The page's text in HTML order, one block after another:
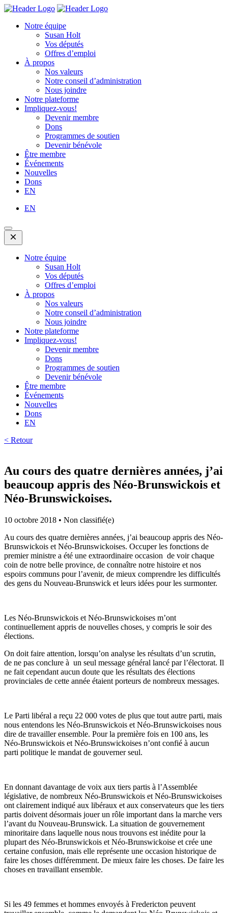
Skip
content
Homepage
Homepage
Notre équipe
Susan Holt
Vos députés
Offres d’emploi
À propos
Nos valeurs
Notre conseil d’administration
Nous joindre
Notre plateforme
Impliquez-vous!
Devenir membre
Dons
Programmes de soutien
Devenir bénévole
Être membre
Événements
Nouvelles
Dons
EN
EN
Open
Mobile
Menu
Notre équipe
Susan Holt
Vos députés
Offres d’emploi
À propos
Nos valeurs
Notre conseil d’administration
Nous joindre
Notre plateforme
Impliquez-vous!
Devenir membre
Dons
Programmes de soutien
Devenir bénévole
Être membre
Événements
Nouvelles
Dons
EN
< Retour
Au cours des quatre dernières années, j’ai
beaucoup appris des Néo-Brunswickois et
Néo-Brunswickoises.
10 octobre 2018 • Non classifié(e)
Au cours des quatre dernières années, j’ai beaucoup appris des Néo-
Brunswickois et Néo-Brunswickoises. Occuper les fonctions de
premier ministre a été une extraordinaire occasion de voir chaque
coin de notre belle province, de connaître notre histoire et nos
espoirs communs pour l’avenir, de mieux comprendre les difficultés
des gens du Nouveau-Brunswick et leurs idées pour les surmonter.
Les Néo-Brunswickois et Néo-Brunswickoises m’ont
continuellement appris de nouvelles choses, y compris le soir des
élections.
On doit faire attention, lorsqu’on analyse les résultats d’un scrutin,
de ne pas conclure à un seul message général lancé par l’électorat. Il
ne fait cependant aucun doute que les résultats des élections
provinciales de cette année étaient porteurs de nombreux messages.
Le Parti libéral a reçu 22 000 votes de plus que tout autre parti, mais
nous entendons les Néo-Brunswickois et Néo-Brunswickoises nous
dire de travailler ensemble. Pour la première fois en 100 ans, les
Néo-Brunswickois et Néo-Brunswickoises n’ont confié à aucun
parti politique le mandat de gouverner seul.
En donnant davantage de voix aux tiers partis à l’Assemblée
législative, de nombreux Néo-Brunswickois et Néo-Brunswickoises
ont clairement indiqué aux libéraux et aux conservateurs que les tiers
partis doivent désormais jouer un rôle important dans la marche vers
l’avant du Nouveau-Brunswick. La situation de gouvernement
minoritaire dans laquelle nous nous trouvons est inédite pour la
plupart des Néo-Brunswickois et Néo-Brunswickoise et crée une
certaine confusion, mais elle représente une occasion historique de
faire les choses différemment. De mieux faire les choses. De faire les
choses en travaillant ensemble.
Si les 49 femmes et hommes envoyés à Fredericton peuvent